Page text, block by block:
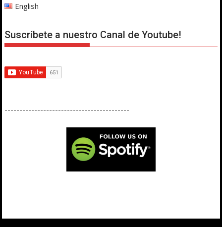
English
Suscríbete a nuestro Canal de Youtube!
------------------------------------------